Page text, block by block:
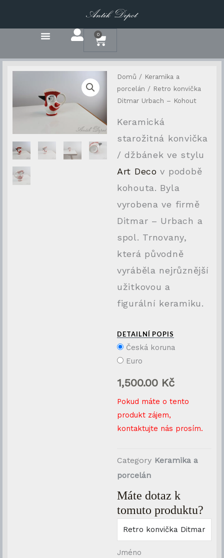
0
Cart
Domů / Keramika a
porcelán / Retro konvička
Ditmar Urbach – Kohout
Keramická
starožitná konvička
/ džbánek ve stylu
Art Deco v podobě
kohouta. Byla
vyrobena ve firmě
Ditmar – Urbach a
spol. Trnovany,
která původně
vyráběla nejrůznější
užitkovou a
figurální keramiku.
DETAILNÍ POPIS
Česká koruna
Euro
1,500.00 Kč
Pokud máte o tento
produkt zájem,
kontaktujte nás prosím.
Category Keramika a
porcelán
Máte dotaz k
tomuto produktu?
Jméno